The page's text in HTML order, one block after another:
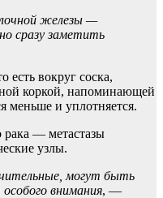
железы —
сразу заметить
есть вокруг соска,
коркой, напоминающей
меньше и уплотняется.
рака — метастазы
узлы.
могут быть
внимания, —